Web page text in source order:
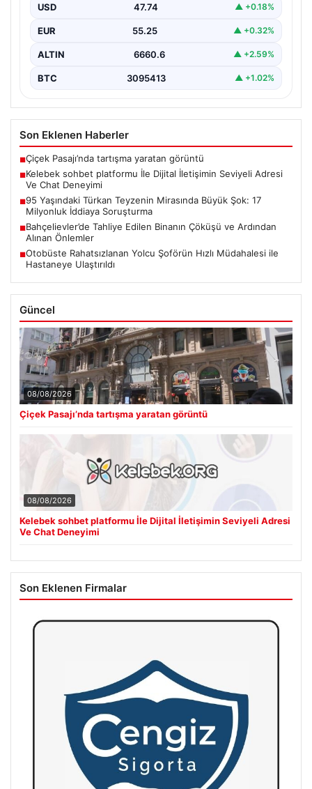
İnternet dünyasında insanların kaliteli bir biçimde irtibat
Günümüzde pek…
USD 47.74 ▲ +0.18%
EUR 55.25 ▲ +0.32%
ALTIN 6660.6 ▲ +2.59%
BTC 3095413 ▲ +1.02%
Son Eklenen Haberler
■Çiçek Pasajı’nda tartışma yaratan görüntü
■Kelebek sohbet platformu İle Dijital İletişimin Seviyeli Adresi
Ve Chat Deneyimi
■95 Yaşındaki Türkan Teyzenin Mirasında Büyük Şok: 17
Milyonluk İddiaya Soruşturma
■Bahçelievler’de Tahliye Edilen Binanın Çöküşü ve Ardından
Alınan Önlemler
■Otobüste Rahatsızlanan Yolcu Şoförün Hızlı Müdahalesi ile
Hastaneye Ulaştırıldı
Güncel
08/08/2026
Çiçek Pasajı’nda tartışma yaratan görüntü
08/08/2026
Kelebek sohbet platformu İle Dijital İletişimin Seviyeli Adresi
Ve Chat Deneyimi
Son Eklenen Firmalar